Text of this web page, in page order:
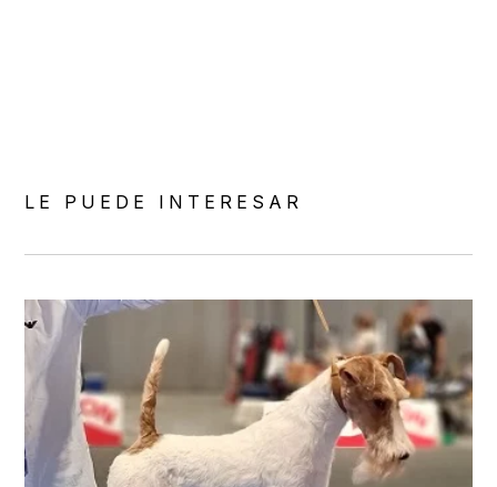
LE PUEDE INTERESAR